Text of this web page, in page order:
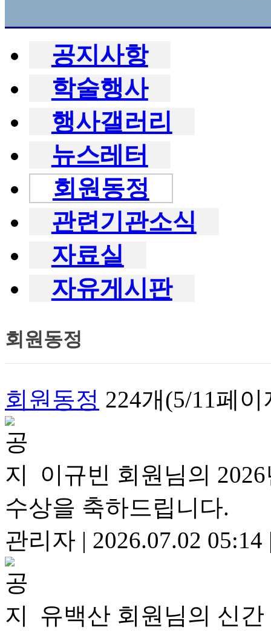
공지사항
학술행사
행사갤러리
뉴스레터
회원동정
관련기관소식
자료실
자유게시판
회원동정
회원동정 224개(5/11페이
이규빈 회원님의
수상을 축하드립니다.
관리자 | 2026.07.02 05:14
유백산 회원님의 신